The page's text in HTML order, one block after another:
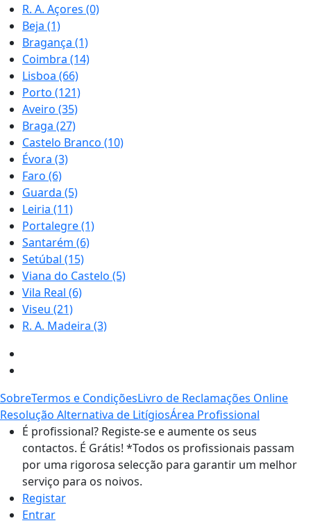
R. A. Açores (0)
Beja (1)
Bragança (1)
Coimbra (14)
Lisboa (66)
Porto (121)
Aveiro (35)
Braga (27)
Castelo Branco (10)
Évora (3)
Faro (6)
Guarda (5)
Leiria (11)
Portalegre(1)
Santarém (6)
Setúbal (15)
Viana do Castelo (5)
Vila Real (6)
Viseu (21)
R. A. Madeira (3)
SobreTermos e CondiçõesLivro de Reclamações Online
Resolução Alternativa de LitígiosÁrea Profissional
É profissional? Registe-se e aumente os seus
contactos. É Grátis! *Todos os profissionais passam
por uma rigorosa selecção para garantir um melhor
serviço para os noivos.
Registar
Entrar